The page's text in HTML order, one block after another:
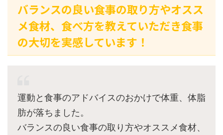
バランスの良い食事の取り方やオスス
メ食材、食べ方を教えていただき食事
の大切を実感しています！
運動と食事のアドバイスのおかけで体重、体脂
肪が落ちました。
バランスの良い食事の取り方やオススメ食材、